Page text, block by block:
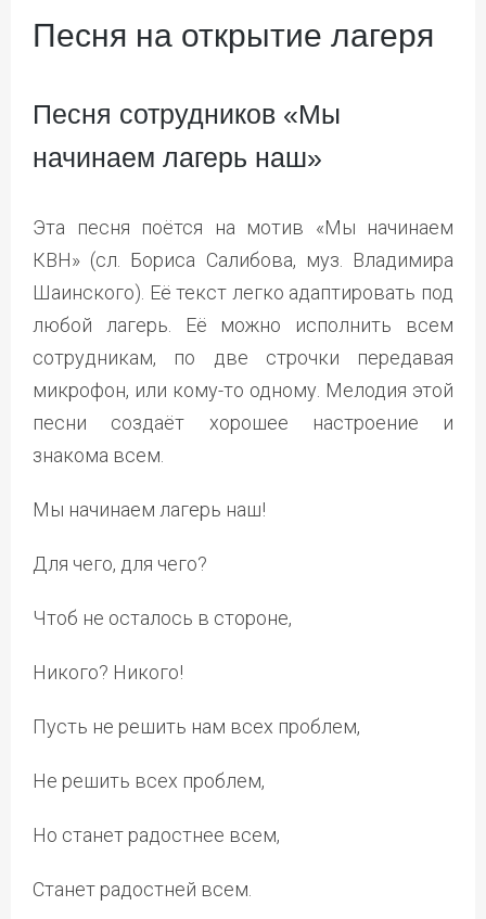
Песня на открытие лагеря
Песня сотрудников «Мы
начинаем лагерь наш»
Эта песня поётся на мотив «Мы начинаем
КВН» (сл. Бориса Салибова, муз. Владимира
Шаинского). Её текст легко адаптировать под
любой лагерь. Её можно исполнить всем
сотрудникам, по две строчки передавая
микрофон, или кому-то одному. Мелодия этой
песни создаёт хорошее настроение и
знакома всем.
Мы начинаем лагерь наш!
Для чего, для чего?
Чтоб не осталось в стороне,
Никого? Никого!
Пусть не решить нам всех проблем,
Не решить всех проблем,
Но станет радостнее всем,
Станет радостней всем.